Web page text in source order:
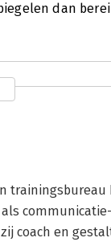
dan
trainingsbureau
coach en